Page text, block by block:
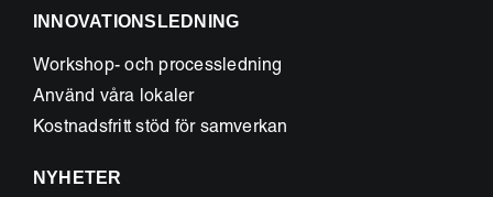
INNOVATIONSLEDNING
Workshop- och processledning
Använd våra lokaler
Kostnadsfritt stöd för samverkan
NYHETER